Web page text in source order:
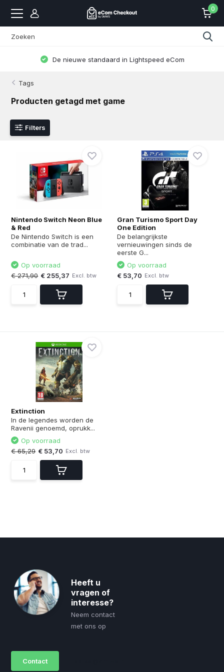
0
De nieuwe standaard in Lightspeed eCom
Tags
Producten getagd met game
Filters
Nintendo Switch Neon Blue
& Red
De Nintendo Switch is een
combinatie van de trad...
Op voorraad
€ 271,90 € 255,37 Excl. btw
Gran Turismo Sport Day
One Edition
De belangrijkste
vernieuwingen sinds de
eerste G...
Op voorraad
€ 53,70 Excl. btw
Extinction
In de legendes worden de
Ravenii genoemd, oprukk...
Op voorraad
€ 65,29 € 53,70 Excl. btw
Heeft u
vragen of
interesse?
Neem contact
met ons op
Contact